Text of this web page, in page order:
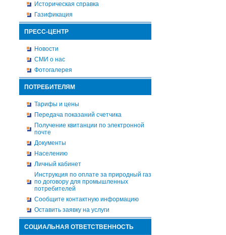
Историческая справка
Газификация
ПРЕСС-ЦЕНТР
Новости
СМИ о нас
Фотогалерея
ПОТРЕБИТЕЛЯМ
Тарифы и цены
Передача показаний счетчика
Получение квитанции по электронной
почте
Документы
Населению
Личный кабинет
Инструкция по оплате за природный газ
по договору для промышленных
потребителей
Сообщите контактную информацию
Оставить заявку на услуги
СОЦИАЛЬНАЯ ОТВЕТСТВЕННОСТЬ